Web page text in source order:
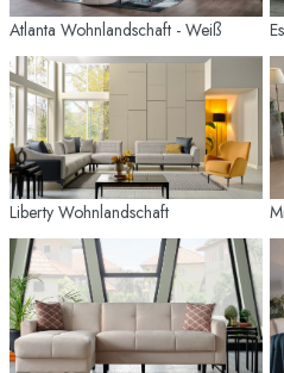
Atlanta Wohnlandschaft - Weiß
Liberty Wohnlandschaft